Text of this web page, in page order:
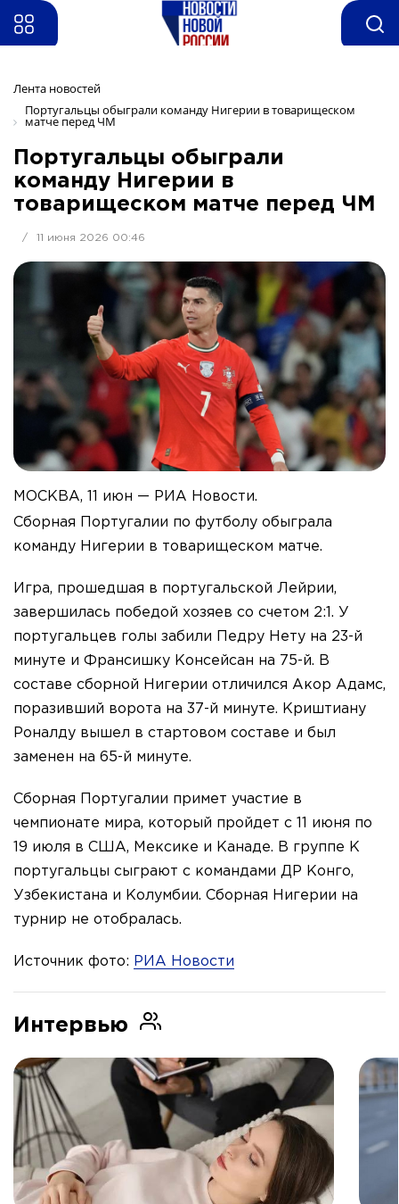
Лента новостей
Португальцы обыграли команду Нигерии в товарищеском
матче перед ЧМ
Португальцы обыграли
команду Нигерии в
товарищеском матче перед ЧМ
/ 11 июня 2026 00:46
МОСКВА, 11 июн — РИА Новости.
Сборная Португалии по футболу обыграла
команду Нигерии в товарищеском матче.
Игра, прошедшая в португальской Лейрии,
завершилась победой хозяев со счетом 2:1. У
португальцев голы забили Педру Нету на 23-й
минуте и Франсишку Консейсан на 75-й. В
составе сборной Нигерии отличился Акор Адамс,
поразивший ворота на 37-й минуте. Криштиану
Роналду вышел в стартовом составе и был
заменен на 65-й минуте.
Сборная Португалии примет участие в
чемпионате мира, который пройдет с 11 июня по
19 июля в США, Мексике и Канаде. В группе K
португальцы сыграют с командами ДР Конго,
Узбекистана и Колумбии. Сборная Нигерии на
турнир не отобралась.
Источник фото: РИА Новости
Интервью